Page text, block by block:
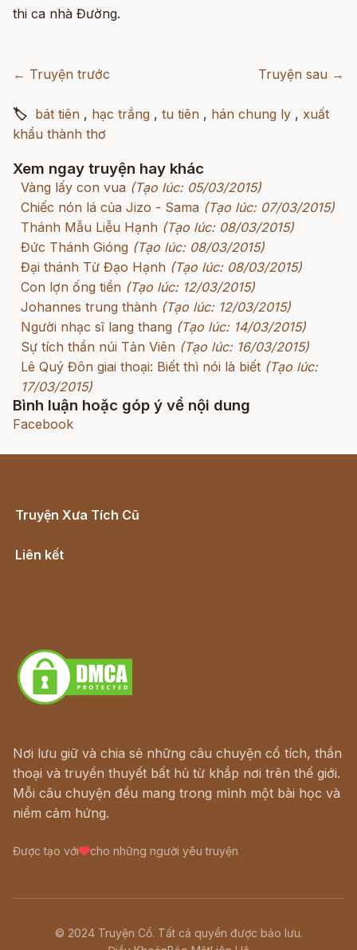
thi ca nhà Đường.
← Truyện trước Truyện sau →
🏷 bát tiên , hạc trắng , tu tiên , hán chung ly , xuất
khẩu thành thơ
Xem ngay truyện hay khác
Vàng lấy con vua (Tạo lúc: 05/03/2015)
Chiếc nón lá của Jizo - Sama (Tạo lúc: 07/03/2015)
Thánh Mẫu Liễu Hạnh (Tạo lúc: 08/03/2015)
Đức Thánh Gióng (Tạo lúc: 08/03/2015)
Đại thánh Từ Đạo Hạnh (Tạo lúc: 08/03/2015)
Con lợn ống tiền (Tạo lúc: 12/03/2015)
Johannes trung thành (Tạo lúc: 12/03/2015)
Người nhạc sĩ lang thang (Tạo lúc: 14/03/2015)
Sự tích thần núi Tản Viên (Tạo lúc: 16/03/2015)
Lê Quý Đôn giai thoại: Biết thì nói là biết (Tạo lúc:
17/03/2015)
Bình luận hoặc góp ý về nội dung
Facebook
Truyện Xưa Tích Cũ
Liên kết
Nơi lưu giữ và chia sẻ những câu chuyện cổ tích, thần
thoại và truyền thuyết bất hủ từ khắp nơi trên thế giới.
Mỗi câu chuyện đều mang trong mình một bài học và
niềm cảm hứng.
Được tạo với cho những người yêu truyện
© 2024 Truyện Cổ. Tất cả quyền được bảo lưu.